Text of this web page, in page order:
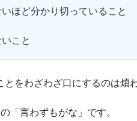
ほど分かり切っていること
こと
をわざわざ口にするのは煩
「言わずもがな」です。